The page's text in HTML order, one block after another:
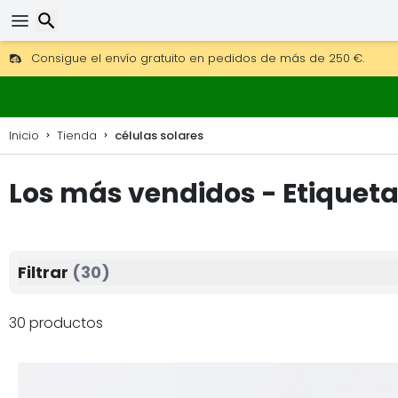
Consigue el envío gratuito en pedidos de más de 250 €.
Envío DHL 1 día disponible.
30 días para devoluciones, 90 días para mapas de madera
Inicio Tienda células solares
Los más vendidos -
30 productos
Filtrar (30)